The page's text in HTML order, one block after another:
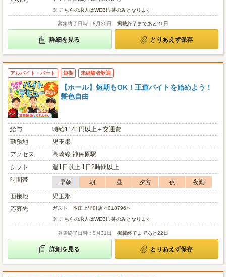
※ こちらの求人はWEB応募のみとなります
募集終了日時：8月30日 掲載終了まであと21日
詳細を見る とりあえず保存
アルバイト・パート 短期 未経験者歓迎
【ホール】短期もOK！王道バイトを始めよう！
髪色自由
給与
時給1141円以上＋交通費
勤務地
児玉郡
アクセス
高崎線 神保原駅
シフト
週1日以上 1日2時間以上
時間帯
早朝 朝 昼 夕方 夜
夜勤
面接地
児玉郡
応募先
ガスト 本庄上里町店＜018796＞
※ こちらの求人はWEB応募のみとなります
募集終了日時：8月31日 掲載終了まであと22日
詳細を見る とりあえず保存